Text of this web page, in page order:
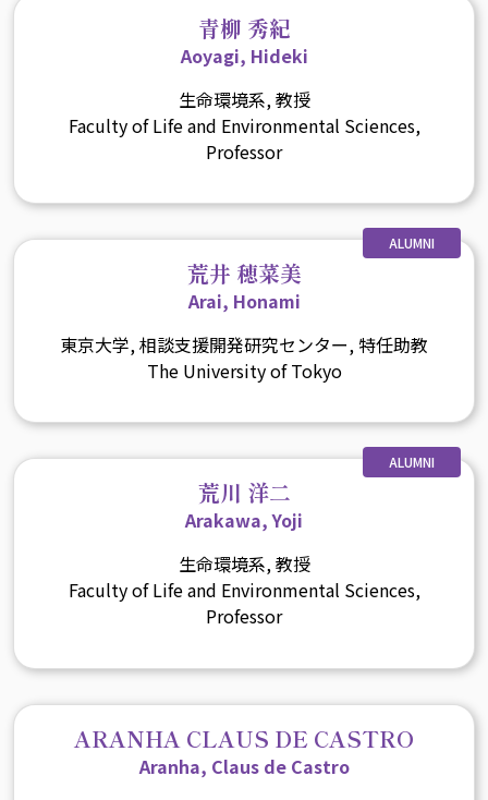
青柳 秀紀
Aoyagi, Hideki
生命環境系, 教授
Faculty of Life and Environmental Sciences,
Professor
ALUMNI
荒井 穂菜美
Arai, Honami
東京大学, 相談支援開発研究センター, 特任助教
The University of Tokyo
ALUMNI
荒川 洋二
Arakawa, Yoji
生命環境系, 教授
Faculty of Life and Environmental Sciences,
Professor
ARANHA CLAUS DE CASTRO
Aranha, Claus de Castro